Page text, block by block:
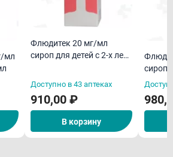
мл
Флюдитек 20 мг/мл
сироп для детей с 2-х лет
Доступно в 43 аптеках
910,00 ₽
В корзину
сироп
лет